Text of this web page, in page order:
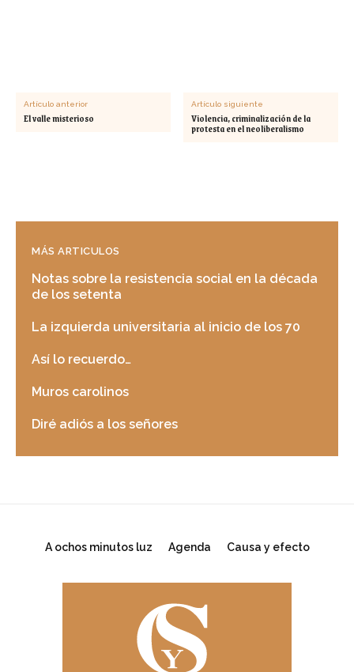
Artículo anterior
El valle misterioso
Artículo siguiente
Violencia, criminalización de la
protesta en el neoliberalismo
MÁS ARTICULOS
Notas sobre la resistencia social en la década
de los setenta
La izquierda universitaria al inicio de los 70
Así lo recuerdo…
Muros carolinos
Diré adiós a los señores
A ochos minutos luz Agenda Causa y efecto